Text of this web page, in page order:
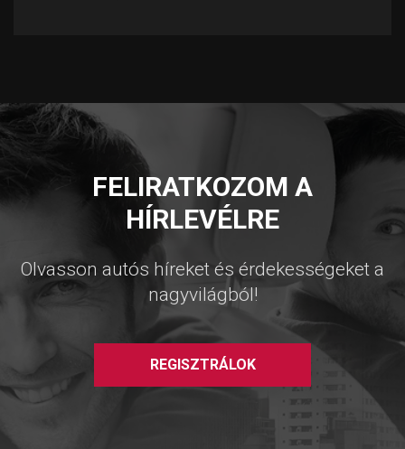
FELIRATKOZOM A
HÍRLEVÉLRE
Olvasson autós híreket és érdekességeket a
nagyvilágból!
REGISZTRÁLOK